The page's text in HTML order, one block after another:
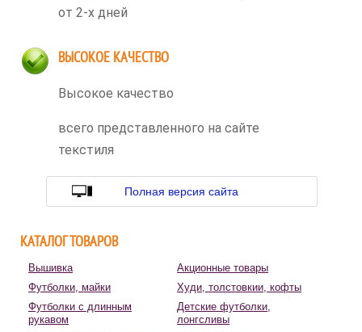
от 2-х дней
ВЫСОКОЕ КАЧЕСТВО
Высокое качество
всего представленного на сайте
текстиля
Полная версия сайта
КАТАЛОГ ТОВАРОВ
Вышивка
Акционные товары
Футболки, майки
Худи, толстовкии, кофты
Футболки с длинным
рукавом
Детские футболки,
лонгсливы